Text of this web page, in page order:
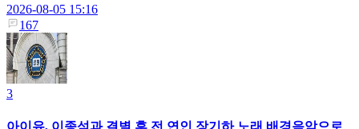
2026-08-05 15:16
167
3
아이유, 이종석과 결별 후 전 연인 장기하 노래 배경음악으로